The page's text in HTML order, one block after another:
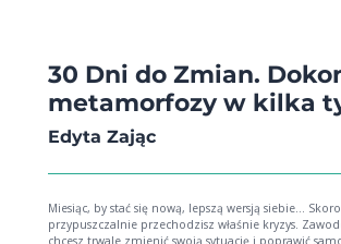
30 Dni do Zmian.
metamorfozy w kilka
Edyta Zając
Miesiąc, by stać się nową, lepszą wersją siebie... Skoro sięgasz po tę książkę,
przypuszczalnie przechodzisz właśnie kryzys.